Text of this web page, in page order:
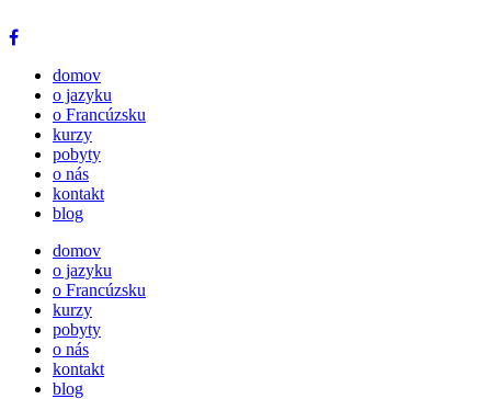
domov
o jazyku
o Francúzsku
kurzy
pobyty
o nás
kontakt
blog
domov
o jazyku
o Francúzsku
kurzy
pobyty
o nás
kontakt
blog